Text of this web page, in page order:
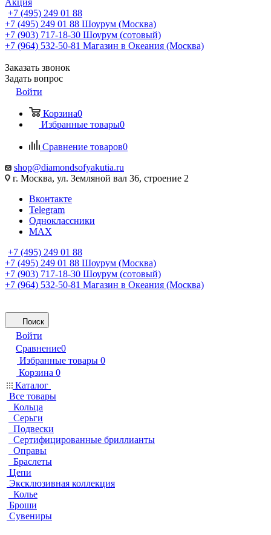
Акция
+7 (495) 249 01 88
+7 (495) 249 01 88 Шоурум (Москва)
+7 (903) 717-18-30 Шоурум (сотовый)
+7 (964) 532-50-81 Магазин в Океания (Москва)
Заказать звонок
Задать вопрос
Войти
Корзина0
Избранные товары0
Сравнение товаров0
shop@diamondsofyakutia.ru
г. Москва, ул. Земляной вал 36, строение 2
Вконтакте
Telegram
Одноклассники
MAX
+7 (495) 249 01 88
+7 (495) 249 01 88 Шоурум (Москва)
+7 (903) 717-18-30 Шоурум (сотовый)
+7 (964) 532-50-81 Магазин в Океания (Москва)
Поиск
Войти
Сравнение0
Избранные товары 0
Корзина 0
Каталог
Все товары
Кольца
Серьги
Подвески
Сертифицированные бриллианты
Оправы
Браслеты
Цепи
Эксклюзивная коллекция
Колье
Броши
Сувениры